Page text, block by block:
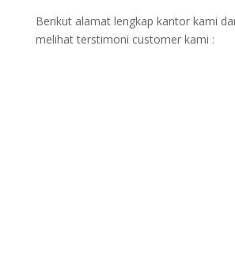
Berikut alamat lengkap kantor kami
melihat terstimoni customer kami :